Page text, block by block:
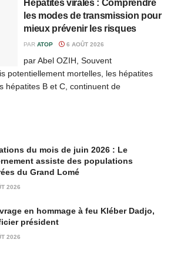
Hépatites virales : Comprendre
les modes de transmission pour
mieux prévenir les risques
PAR ATOP 6 AOÛT 2026
par Abel OZIH, Souvent
potentiellement mortelles, les hépatites
hépatites B et C, continuent de
du mois de juin 2026 : Le
assiste des populations
du Grand Lomé
2026
en hommage à feu Kléber Dadjo,
président
2026